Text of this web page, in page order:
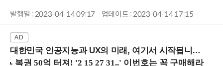
발행일 : 2023-04-14 09:17 업데이트 : 2023-04-14 17:15
대한민국 인공지능과 UX의 미래, 여기서 시작됩니다! (9/2 강남역)